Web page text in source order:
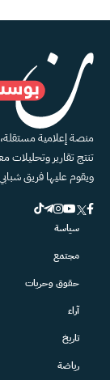
تنتج تقارير وتحليلات
ويقوم عليها فريق
سياسة
مجتمع
حقوق وحريات
آراء
تاريخ
رياضة